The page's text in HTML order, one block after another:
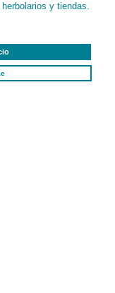
y tiendas.